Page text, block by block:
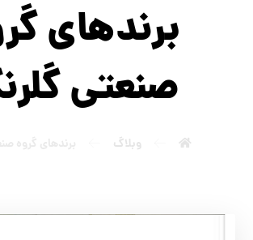
برندهاي
صنعتي
وبلاگ